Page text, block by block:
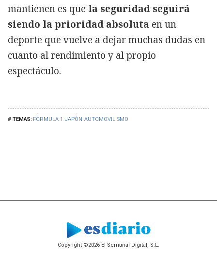
FÓRMULA 1 JAPÓN AUTOMOVILISMO
mantienen es que la seguridad seguirá
siendo la prioridad absoluta en un
deporte que vuelve a dejar muchas dudas en
cuanto al rendimiento y al propio
espectáculo.
Copyright ©2026 El Semanal Digital, S.L.